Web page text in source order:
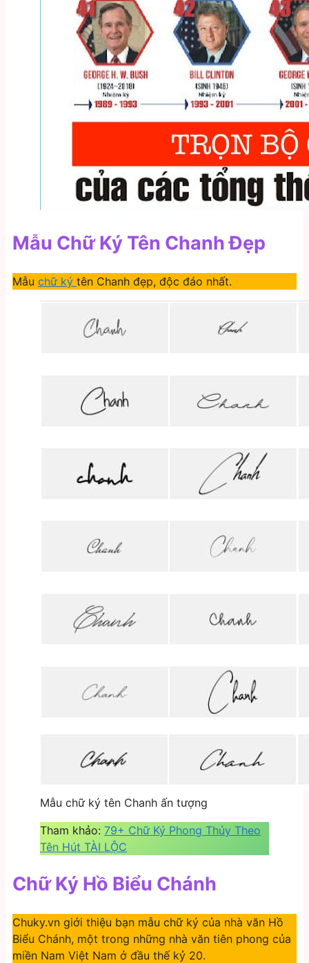
Mẫu Chữ Ký Tên Chanh Đẹp
Mẫu chữ ký tên Chanh đẹp, độc đáo nhất.
Mẫu chữ ký tên Chanh ấn tượng
Tham khảo: 79+ Chữ Ký Phong Thủy Theo
Tên Hút TÀI LỘC
Chữ Ký Hồ Biểu Chánh
Chuky.vn giới thiệu bạn mẫu chữ ký của nhà văn Hồ
Biểu Chánh, một trong những nhà văn tiên phong của
miền Nam Việt Nam ở đầu thế kỷ 20.